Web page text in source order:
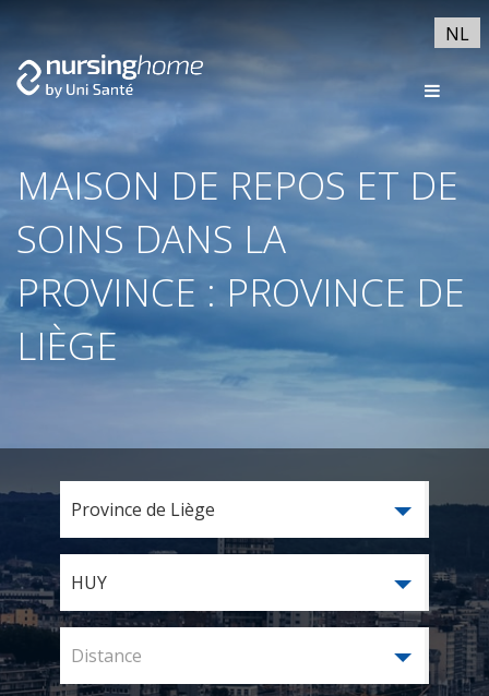
NL
MAISON DE REPOS ET DE
SOINS DANS LA
PROVINCE : PROVINCE DE
LIÈGE
Province de Liège
HUY
Distance